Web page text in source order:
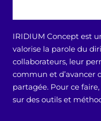
IRIDIUM Concept est
valorise la parole du
collaborateurs, leur
commun et d’avancer
partagée. Pour ce
sur des outils et